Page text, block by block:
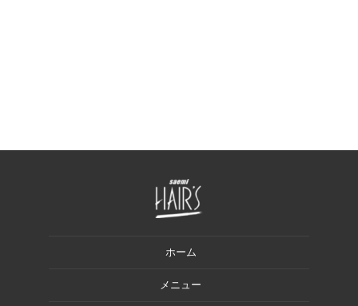
ホーム
メニュー